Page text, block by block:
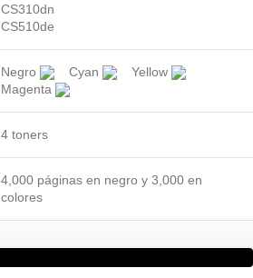
CS310dn
CS510de
Negro Cyan
Yellow
Magenta
4 toners
4,000 páginas en negro y 3,000 en
colores